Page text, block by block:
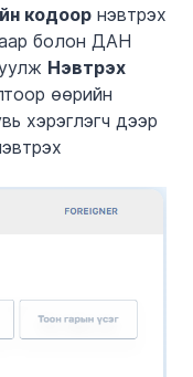
кодоор нэвтрэх
болон ДАН
Нэвтрэх
өөрийн
хэрэглэгч дээр